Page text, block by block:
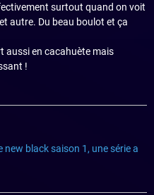
surtout quand on voit
autre. Du beau boulot et ça
aussi en cacahuète mais
!
black saison 1, une série a